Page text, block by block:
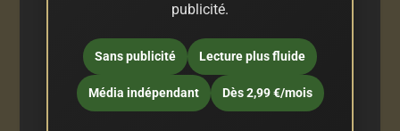
publicité.
Sans publicité Lecture plus fluide
Média indépendant Dès 2,99 €/mois